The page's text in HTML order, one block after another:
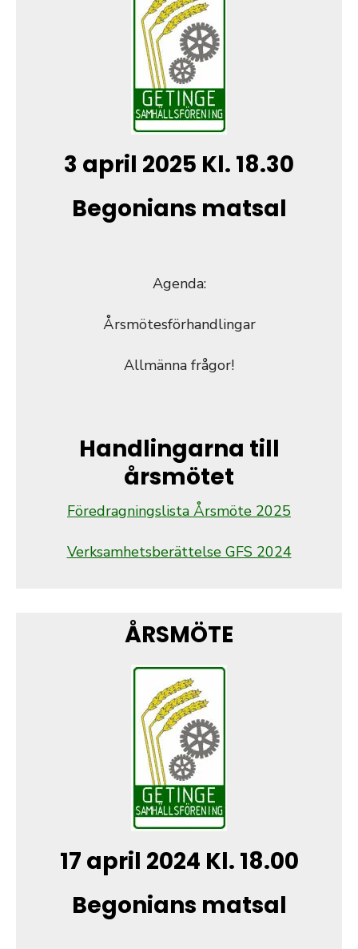
3 april 2025 Kl. 18.30
Begonians matsal
Agenda:
Årsmötesförhandlingar
Allmänna frågor!
Handlingarna till
årsmötet
Föredragningslista Årsmöte 2025
Verksamhetsberättelse GFS 2024
ÅRSMÖTE
17 april 2024 Kl. 18.00
Begonians matsal